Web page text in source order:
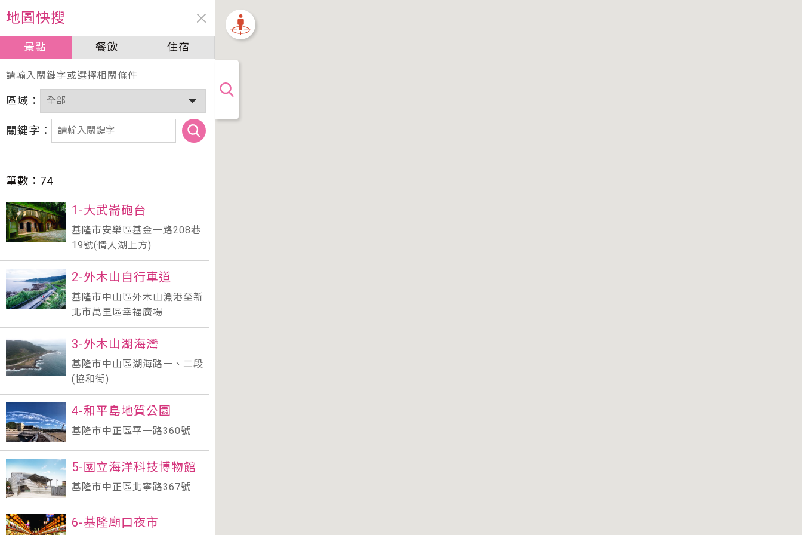
地圖快搜
景點 餐飲 住宿
請輸入關鍵字或選擇相關條件
區域：
關鍵字：
筆數： 74
1-大武崙砲台
基隆市安樂區基金一路208巷
19號(情人湖上方)
2-外木山自行車道
基隆市中山區外木山漁港至新
北市萬里區幸福廣場
3-外木山湖海灣
基隆市中山區湖海路一、二段
(協和街)
4-和平島地質公園
基隆市中正區平一路360號
5-國立海洋科技博物館
基隆市中正區北寧路367號
6-基隆廟口夜市